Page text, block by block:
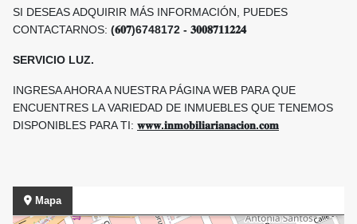
SI DESEAS ADQUIRIR MÁS INFORMACIÓN, PUEDES
CONTACTARNOS: (𝟔𝟎𝟕)6748172 - 𝟑𝟎𝟎𝟖𝟕𝟏𝟏𝟐𝟐𝟒
SERVICIO LUZ.
INGRESA AHORA A NUESTRA PÁGINA WEB PARA QUE
ENCUENTRES LA VARIEDAD DE INMUEBLES QUE TENEMOS
DISPONIBLES PARA TI: 𝐰𝐰𝐰.𝐢𝐧𝐦𝐨𝐛𝐢𝐥𝐢𝐚𝐫𝐢𝐚𝐧𝐚𝐜𝐢𝐨𝐧.𝐜𝐨𝐦
Mapa